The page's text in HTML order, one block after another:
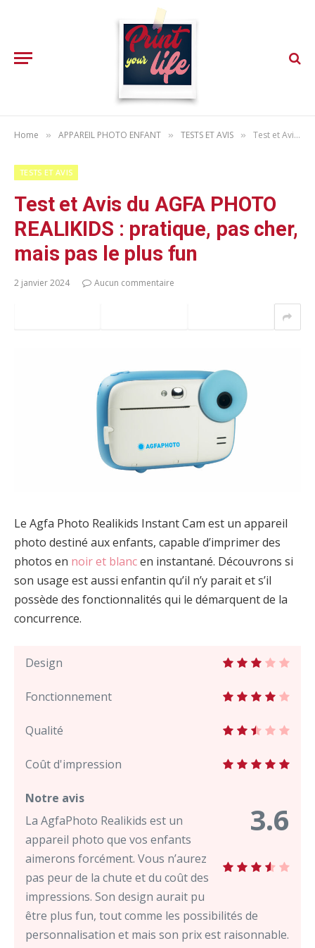
Home » APPAREIL PHOTO ENFANT » TESTS ET AVIS » Test et Avis du AGFA PHOTO REALIKIDS : pratique, pas cher, mais pas le plus fun
TESTS ET AVIS
Test et Avis du AGFA PHOTO
REALIKIDS : pratique, pas cher,
mais pas le plus fun
2 janvier 2024 Aucun commentaire
Le Agfa Photo Realikids Instant Cam est un appareil
photo destiné aux enfants, capable d’imprimer des
photos en noir et blancen instantané. Découvrons si
son usage est aussi enfantin qu’il n’y parait et s’il
possède des fonctionnalités qui le démarquent de la
concurrence.
Design
Fonctionnement
Qualité
Coût d'impression
3.6
Notre avis
La AgfaPhoto Realikids est un
appareil photo que vos enfants
aimerons forcément. Vous n’aurez
pas peur de la chute et du coût des
impressions. Son design aurait pu
être plus fun, tout comme les possibilités de
personnalisation et mais son prix est raisonnable.